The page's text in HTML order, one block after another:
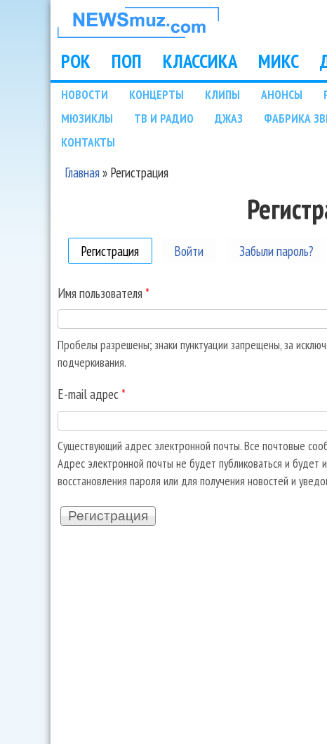
НОВОСТИ
МУЗЫКИ И
ШОУ БИЗНЕСА
NEWSMUZ.COM
Main menu
РОК ПОП КЛАССИКА МИКС
Подразделы
НОВОСТИ КОНЦЕРТЫ КЛИПЫ АНОНСЫ
МЮЗИКЛЫ
ТВ И РАДИО ДЖАЗ ФАБРИКА
КОНТАКТЫ
Главная» Регистрация
Регистрация (активная вкладка)
Войти Забыли пароль?
Имя пользователя *
Пробелы разрешены; знаки пунктуации запрещены, за
подчеркивания.
E-mail адрес *
Существующий адрес электронной почты. Все почтовые
Адрес электронной почты не будет публиковаться и
восстановления пароля или для получения новостей и